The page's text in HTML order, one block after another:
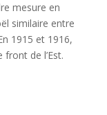
mesure en
similaire entre
1915 et 1916,
de l’Est.